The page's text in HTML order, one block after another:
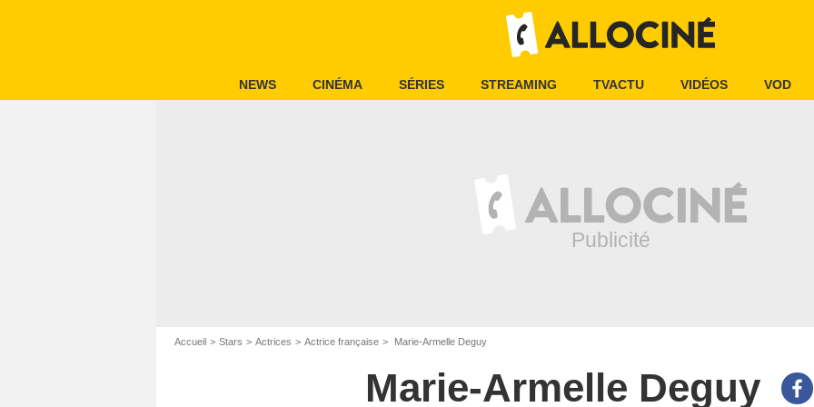
NEWS CINÉMA SÉRIES STREAMING TVACTU VIDÉOS VOD
Accueil Stars Actrices Actrice française Marie-Armelle Deguy
Marie-Armelle Deguy